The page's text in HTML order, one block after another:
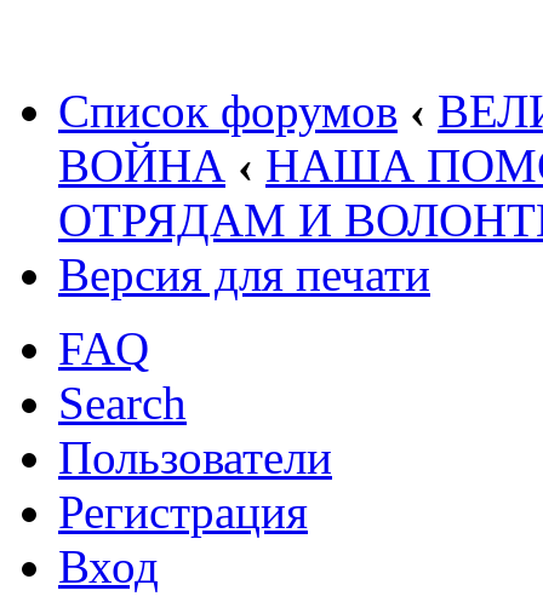
Список форумов ‹
ВОЙНА ‹ НАША
ОТРЯДАМ И
Версия для печати
FAQ
Search
Пользователи
Регистрация
Вход